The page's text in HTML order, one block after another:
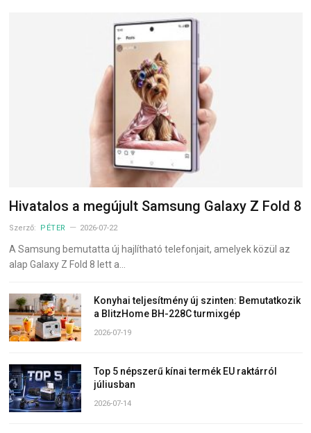
Hivatalos a megújult Samsung Galaxy Z Fold 8
Szerző: PÉTER 2026-07-22
A Samsung bemutatta új hajlítható telefonjait, amelyek közül az
alap Galaxy Z Fold 8 lett a…
Konyhai teljesítmény új szinten: Bemutatkozik
a BlitzHome BH-228C turmixgép
2026-07-19
Top 5 népszerű kínai termék EU raktárról
júliusban
2026-07-14